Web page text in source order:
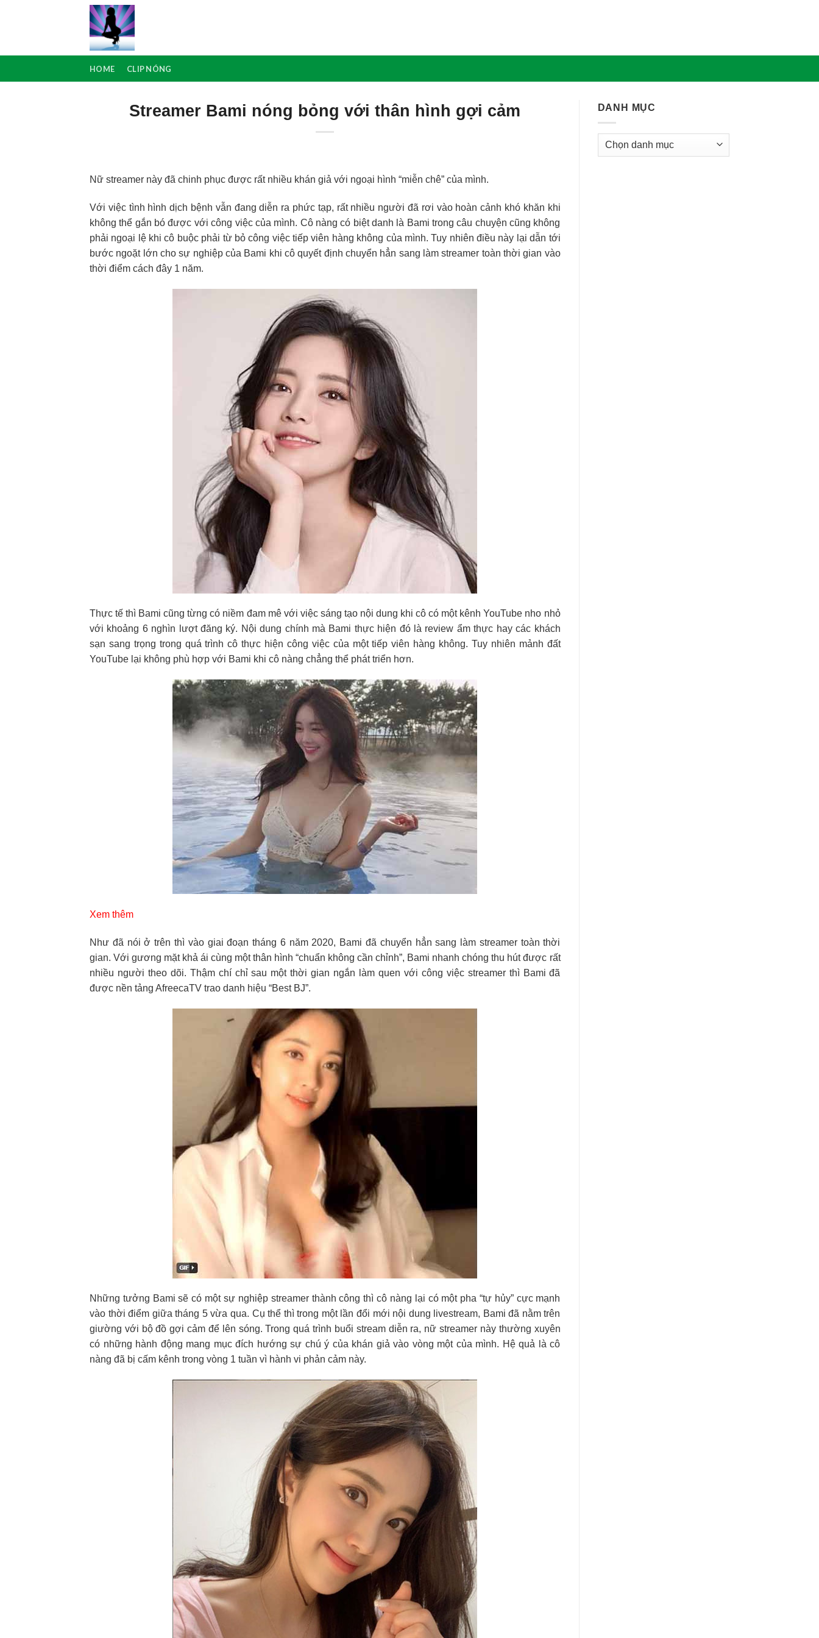
HOME CLIP NÓNG
Streamer Bami nóng bỏng với thân hình gợi cảm
Nữ streamer này đã chinh phục được rất nhiều khán giả với ngoại hình “miễn chê” của mình.
Với việc tình hình dịch bệnh vẫn đang diễn ra phức tạp, rất nhiều người đã rơi vào hoàn cảnh khó khăn khi
không thể gắn bó được với công việc của mình. Cô nàng có biệt danh là Bami trong câu chuyện cũng không
phải ngoại lệ khi cô buộc phải từ bỏ công việc tiếp viên hàng không của mình. Tuy nhiên điều này lại dẫn tới
bước ngoặt lớn cho sự nghiệp của Bami khi cô quyết định chuyển hẳn sang làm streamer toàn thời gian vào
thời điểm cách đây 1 năm.
Thực tế thì Bami cũng từng có niềm đam mê với việc sáng tạo nội dung khi cô có một kênh YouTube nho nhỏ
với khoảng 6 nghìn lượt đăng ký. Nội dung chính mà Bami thực hiện đó là review ẩm thực hay các khách
sạn sang trọng trong quá trình cô thực hiện công việc của một tiếp viên hàng không. Tuy nhiên mảnh đất
YouTube lại không phù hợp với Bami khi cô nàng chẳng thể phát triển hơn.
Xem thêm
Như đã nói ở trên thì vào giai đoạn tháng 6 năm 2020, Bami đã chuyển hẳn sang làm streamer toàn thời
gian. Với gương mặt khả ái cùng một thân hình “chuẩn không cần chỉnh”, Bami nhanh chóng thu hút được rất
nhiều người theo dõi. Thậm chí chỉ sau một thời gian ngắn làm quen với công việc streamer thì Bami đã
được nền tảng AfreecaTV trao danh hiệu “Best BJ”.
Những tưởng Bami sẽ có một sự nghiệp streamer thành công thì cô nàng lại có một pha “tự hủy” cực mạnh
vào thời điểm giữa tháng 5 vừa qua. Cụ thể thì trong một lần đổi mới nội dung livestream, Bami đã nằm trên
giường với bộ đồ gợi cảm để lên sóng. Trong quá trình buổi stream diễn ra, nữ streamer này thường xuyên
có những hành động mang mục đích hướng sự chú ý của khán giả vào vòng một của mình. Hệ quả là cô
nàng đã bị cấm kênh trong vòng 1 tuần vì hành vi phản cảm này.
DANH MỤC
Danh
Mục